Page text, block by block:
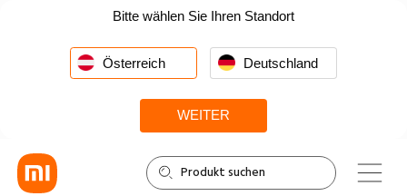
Bitte wählen Sie Ihren Standort
Österreich Deutschland
WEITER